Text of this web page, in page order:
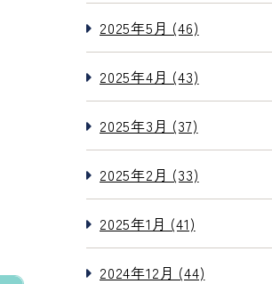
2025年5月 (46)
2025年4月 (43)
2025年3月 (37)
2025年2月 (33)
2025年1月 (41)
2024年12月 (44)